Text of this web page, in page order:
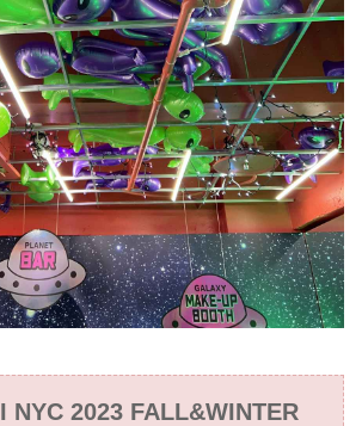
NYC 2023 FALL&WINTER